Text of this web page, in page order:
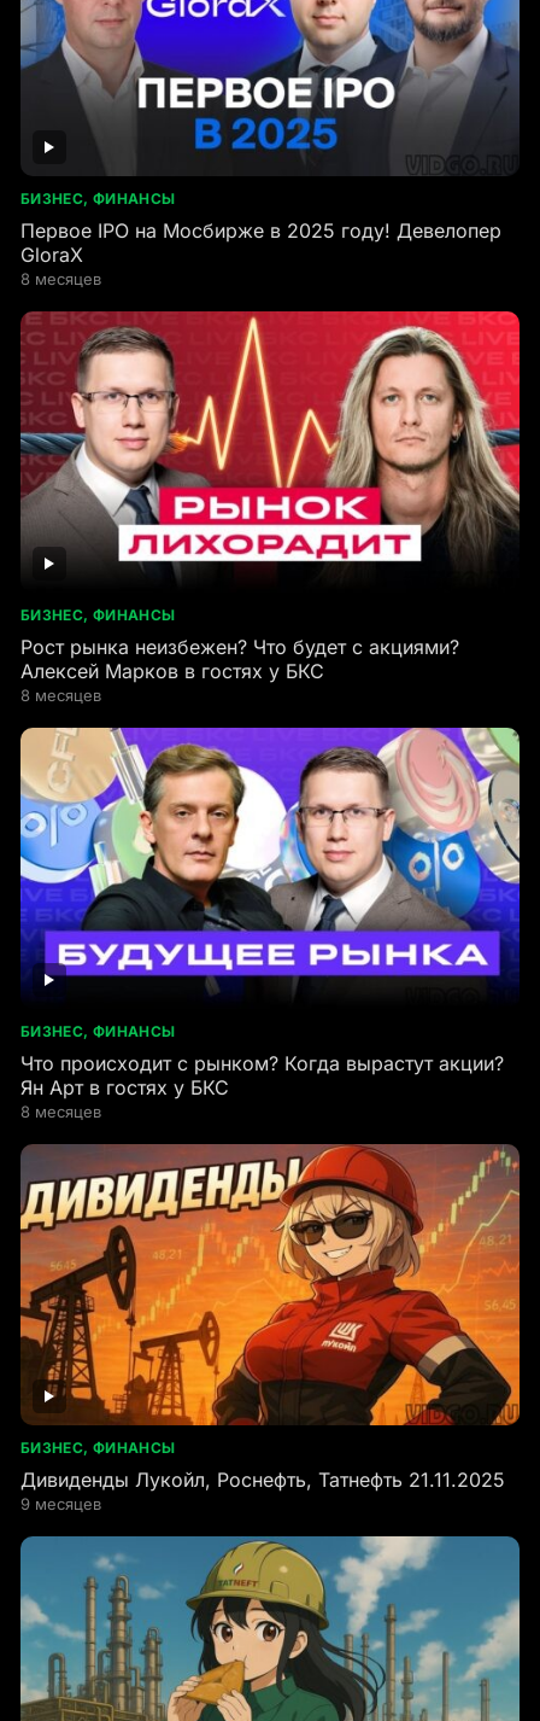
БИЗНЕС, ФИНАНСЫ
Первое IPO на Мосбирже в 2025 году! Девелопер
GloraX
8 месяцев
БИЗНЕС, ФИНАНСЫ
Рост рынка неизбежен? Что будет с акциями?
Алексей Марков в гостях у БКС
8 месяцев
БИЗНЕС, ФИНАНСЫ
Что происходит с рынком? Когда вырастут акции?
Ян Арт в гостях у БКС
8 месяцев
БИЗНЕС, ФИНАНСЫ
Дивиденды Лукойл, Роснефть, Татнефть 21.11.2025
9 месяцев